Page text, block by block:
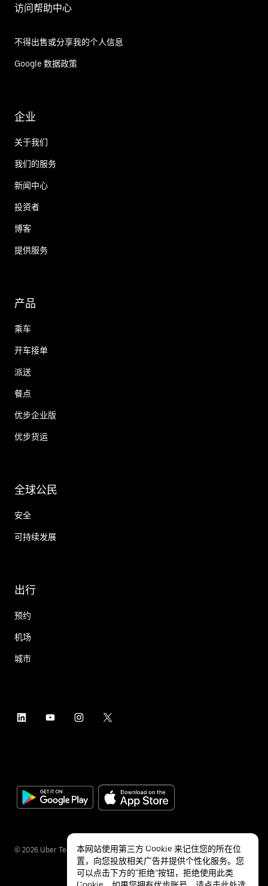
访问帮助中心
不得出售或分享我的个人信息
Google 数据政策
企业
关于我们
我们的服务
新闻中心
投资者
博客
提供服务
产品
乘车
开车接单
派送
餐点
优步企业版
优步货运
全球公民
安全
可持续发展
出行
预约
机场
城市
© 2026 Uber Technologies Inc.
本网站使用第三方 Cookie 来记住您的所在位
置，向您投放相关广告并提供个性化服务。您
可以点击下方的“拒绝”按钮，拒绝使用此类